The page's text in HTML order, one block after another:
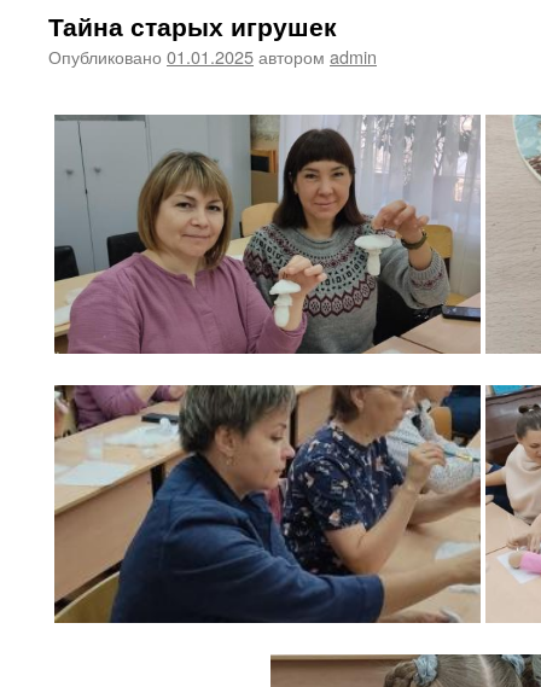
Тайна старых игрушек
Опубликовано 01.01.2025автором admin